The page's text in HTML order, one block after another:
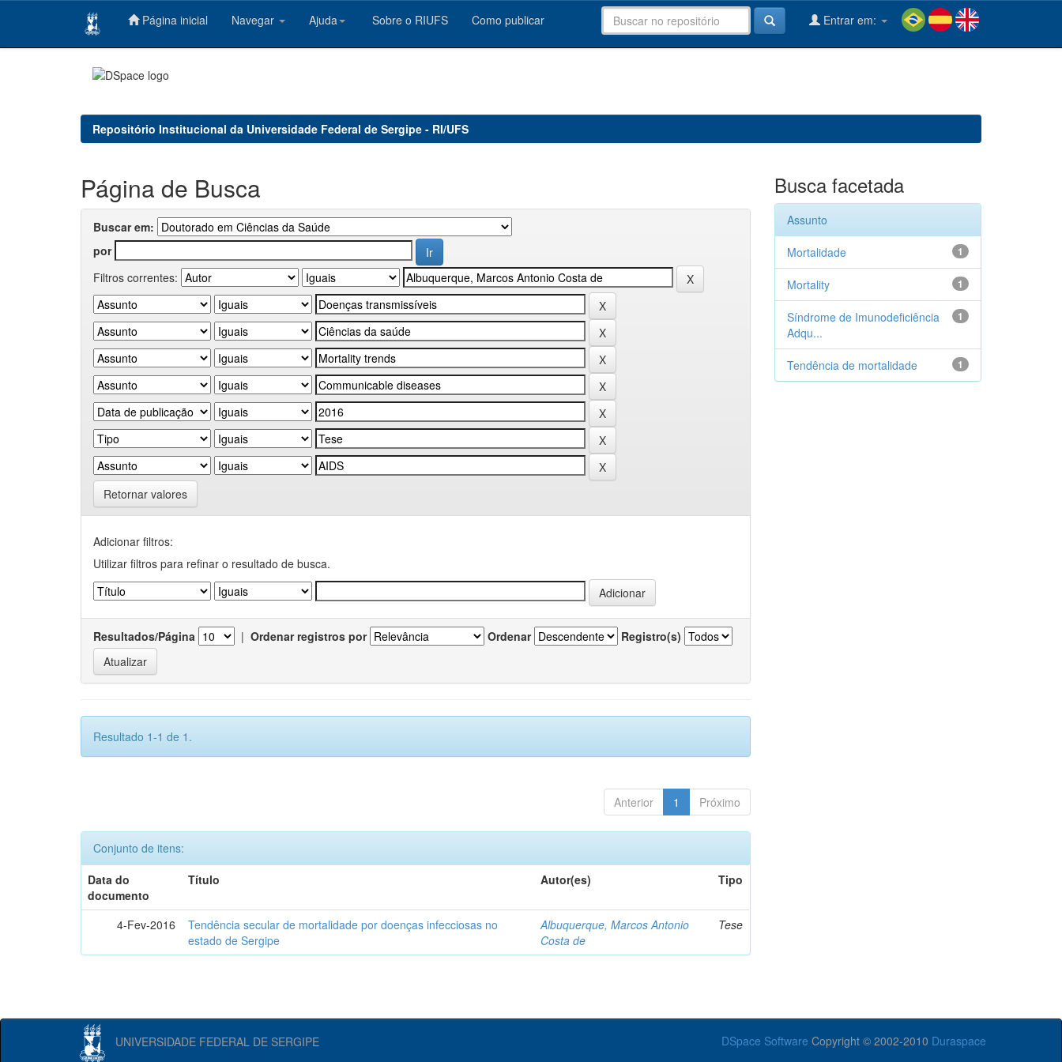
Página inicial Navegar Ajuda Sobre o RIUFS Como publicar Entrar em:
Repositório Institucional da Universidade Federal de Sergipe - RI/UFS
Página de Busca
Buscar em:
por
Filtros correntes:
Retornar valores
Adicionar filtros:
Utilizar filtros para refinar o resultado de busca.
Resultados/Página | Ordenar registros por Ordenar Registro(s)
Resultado 1-1 de 1.
Anterior 1 Próximo
Conjunto de itens:
Data do
documento
Título Autor(es) Tipo
4-Fev-2016
Tendência secular de mortalidade por doenças infecciosas no
estado de Sergipe
Albuquerque, Marcos Antonio
Costa de
Tese
Busca facetada
Assunto
1
Mortalidade
1
Mortality
1
Síndrome de Imunodeficiência
Adqu...
1
Tendência de mortalidade
UNIVERSIDADE FEDERAL DE SERGIPE DSpace Software Copyright © 2002-2010 Duraspace